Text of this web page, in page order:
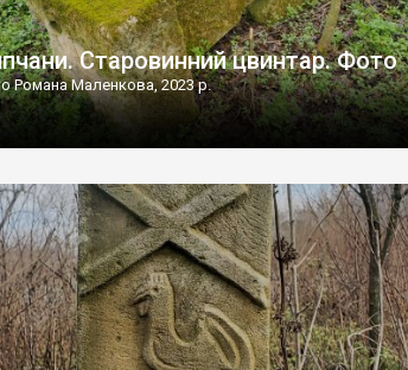
Старовинний цвинтар. Фото
Романа Маленкова, 2023 р.